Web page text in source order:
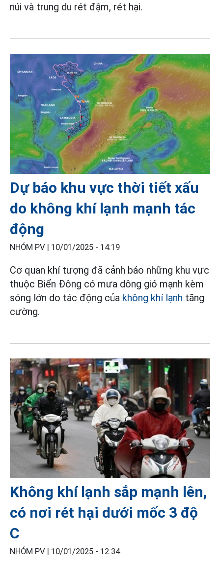
núi và trung du rét đậm, rét hại.
Dự báo khu vực thời tiết xấu
do không khí lạnh mạnh tác
động
NHÓM PV | 10/01/2025 - 14:19
Cơ quan khí tượng đã cảnh báo những khu vực
thuộc Biển Đông có mưa dông gió mạnh kèm
sóng lớn do tác động của không khí lạnh tăng
cường.
Không khí lạnh sắp mạnh lên,
có nơi rét hại dưới mốc 3 độ
C
NHÓM PV | 10/01/2025 - 12:34